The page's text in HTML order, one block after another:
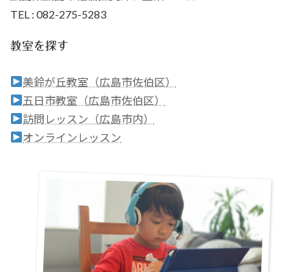
TEL : 082-275-5283
教室を探す
美鈴が丘教室（広島市佐伯区）
五日市教室（広島市佐伯区）
訪問レッスン（広島市内）
オンラインレッスン